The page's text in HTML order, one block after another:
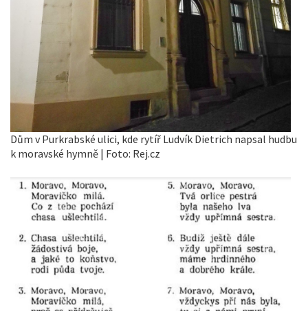
Dům v Purkrabské ulici, kde rytíř Ludvík Dietrich napsal hudbu
k moravské hymně | Foto: Rej.cz